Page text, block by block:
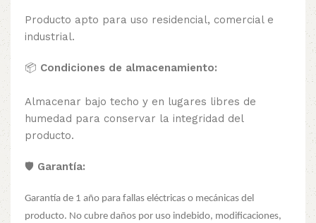
Producto apto para uso residencial, comercial e
industrial.
📦 Condiciones de almacenamiento:
Almacenar bajo techo y en lugares libres de
humedad para conservar la integridad del
producto.
🛡️ Garantía:
Garantía de 1 año para fallas eléctricas o mecánicas del
producto. No cubre daños por uso indebido, modificaciones,